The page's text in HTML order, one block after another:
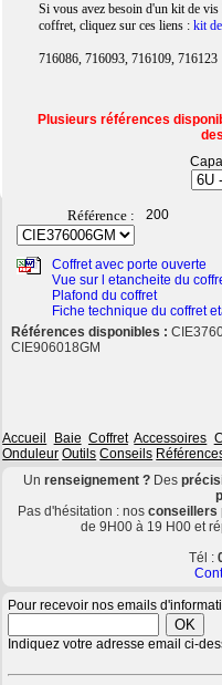
Si vous avez besoin d'un kit de
coffret, cliquez sur ces liens :kit
716086, 716093, 716109, 716123
Plusieurs références
Référence : 200
Coffret avec porte ouverte
Vue sur l etancheite du
Plafond du coffret
Fiche technique du coffret
Références disponibles :
CIE906018GM
Accueil Baie Coffret Accessoires
Onduleur Outils Conseils
Unrenseignement ? Des
Pas d'hésitation : nos conseillers
de 9H00 à 19 H00 et
Tél :
Pour recevoir nos emails
Indiquez votre adresse email ci-